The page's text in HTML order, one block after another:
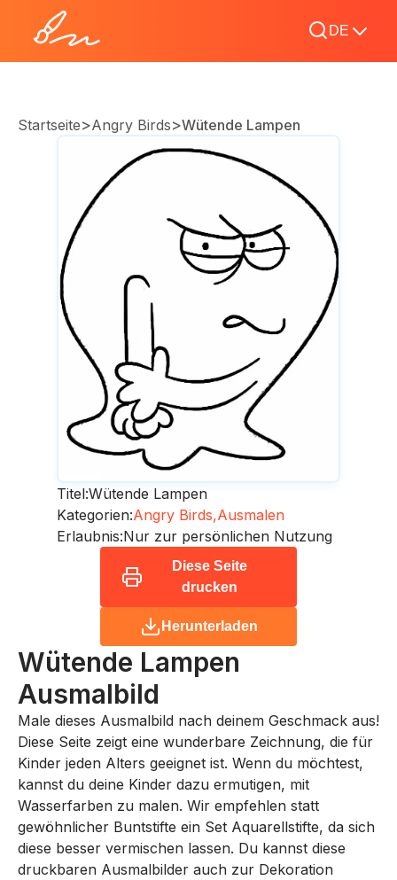
DE
Startseite>Angry Birds>Wütende Lampen
Titel:Wütende Lampen
Kategorien:Angry Birds,Ausmalen
Erlaubnis:Nur zur persönlichen Nutzung
Diese Seite
drucken
Herunterladen
Wütende Lampen
Ausmalbild
Male dieses Ausmalbild nach deinem Geschmack aus!
Diese Seite zeigt eine wunderbare Zeichnung, die für
Kinder jeden Alters geeignet ist. Wenn du möchtest,
kannst du deine Kinder dazu ermutigen, mit
Wasserfarben zu malen. Wir empfehlen statt
gewöhnlicher Buntstifte ein Set Aquarellstifte, da sich
diese besser vermischen lassen. Du kannst diese
druckbaren Ausmalbilder auch zur Dekoration